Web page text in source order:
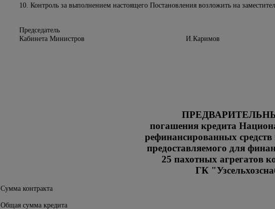
10. Контроль за выполнением настоящего Постановления возложить на
Председатель
Кабинета Министров И.Каримов
погашения кредита
рефинансированных
предоставляемого для
25 пахотных агрегатов
ГК
Сумма контракта
Общая сумма кредита